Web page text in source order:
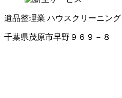
遺品整理業 ハウスクリーニング
千葉県茂原市早野９６９－８